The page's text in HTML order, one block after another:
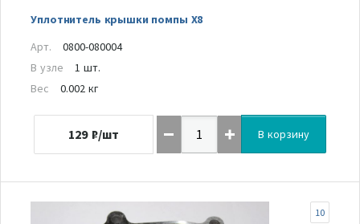
Уплотнитель крышки помпы Х8
Арт.
0800-080004
В узле
1 шт.
Вес
0.002 кг
129 ₽/шт В корзину
10